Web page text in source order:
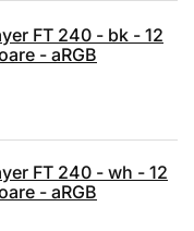
FT 240 - bk - 12
- aRGB
lei. 433,00 lei.
FT 240 - wh - 12
- aRGB